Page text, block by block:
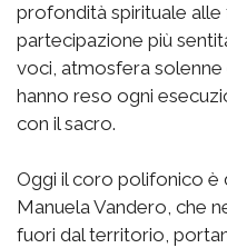
profondità spirituale
partecipazione più
voci, atmosfera
hanno reso ogni
con il sacro.
Oggi il coro polifonico
Manuela Vandero, che
fuori dal territorio,